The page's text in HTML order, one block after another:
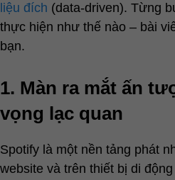
liệu đích (data-driven). Từng
thực hiện như thế nào – bài
bạn.
1. Màn ra mắt ấn
vọng lạc quan
Spotify là một nền tảng phát
website và trên thiết bị di